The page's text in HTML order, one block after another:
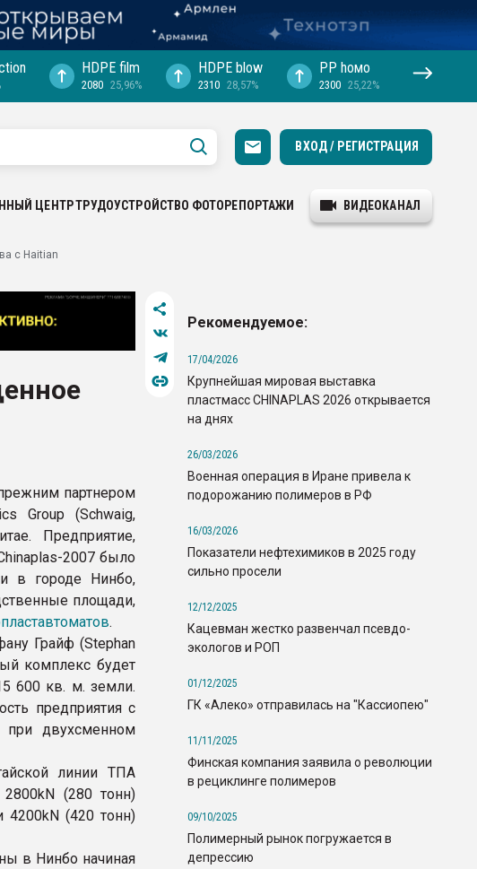
HDPE film
2080 25,96%
HDPE blow
2310 28,57%
PP hомо
2300 25,22%
ВХОД / РЕГИСТРАЦИЯ
ЦЕНТРТРУДОУСТРОЙСТВО ФОТОРЕПОРТАЖИ ВИДЕОКАНАЛ
с Haitian
партнером
Group (Schwaig,
Предприятие,
2007 было
в городе Нинбо,
площади,
.
Грайф (Stephan
комплекс будет
600 кв. м. земли.
предприятия с
двухсменном
линии ТПА
(280 тонн)
(420 тонн)
в Нинбо начиная
Рекомендуемое:
17/04/2026
Крупнейшая мировая выставка
пластмасс CHINAPLAS 2026 открывается
на днях
26/03/2026
Военная операция в Иране привела к
подорожанию полимеров в РФ
16/03/2026
Показатели нефтехимиков в 2025 году
сильно просели
12/12/2025
Кацевман жестко развенчал псевдо-
экологов и РОП
01/12/2025
ГК «Алеко» отправилась на "Кассиопею"
11/11/2025
Финская компания заявила о революции
в рециклинге полимеров
09/10/2025
Полимерный рынок погружается в
депрессию